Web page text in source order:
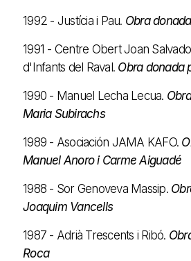
1992 - Justícia i Pau. Obra
1991 - Centre Obert Joan
d'Infants del Raval. Obra donada
1990 - Manuel Lecha Lecua.
Maria Subirachs
1989 - Asociación JAMA KAFO.
Manuel Anoro i Carme Aiguadé
1988 - Sor Genoveva Massip.
Joaquim Vancells
1987 - Adrià Trescents i Ribó.
Roca